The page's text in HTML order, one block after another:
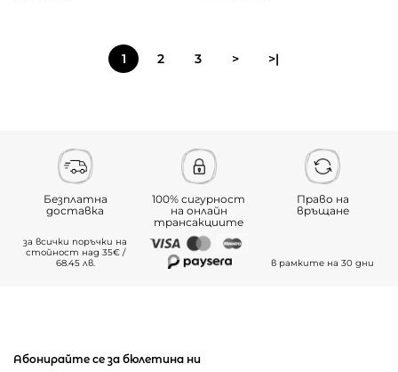
1 2 3 > >|
Безплатна
доставка
за всички поръчки на
стойност над 35€ /
68.45 лв.
100% сигурност
на онлайн
трансакциите
Право на
връщане
в рамките на 30 дни
Абонирайте се за бюлетина ни